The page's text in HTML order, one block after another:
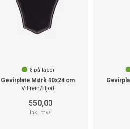
8 på lager
Gevirplate Mørk 40x24 cm
Villrein/Hjort
550,00
Ink. mva